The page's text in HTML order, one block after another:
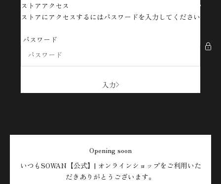
コンテンツへスキップ
SOWAN【公式】| オンラインショップ
ストアアクセス
ストアにアクセスするにはパスワードを入力してください
パスワード
入力
Opening soon
いつもSOWAN【公式】| オンラインショップをご利用いた
だきありがとうございます。